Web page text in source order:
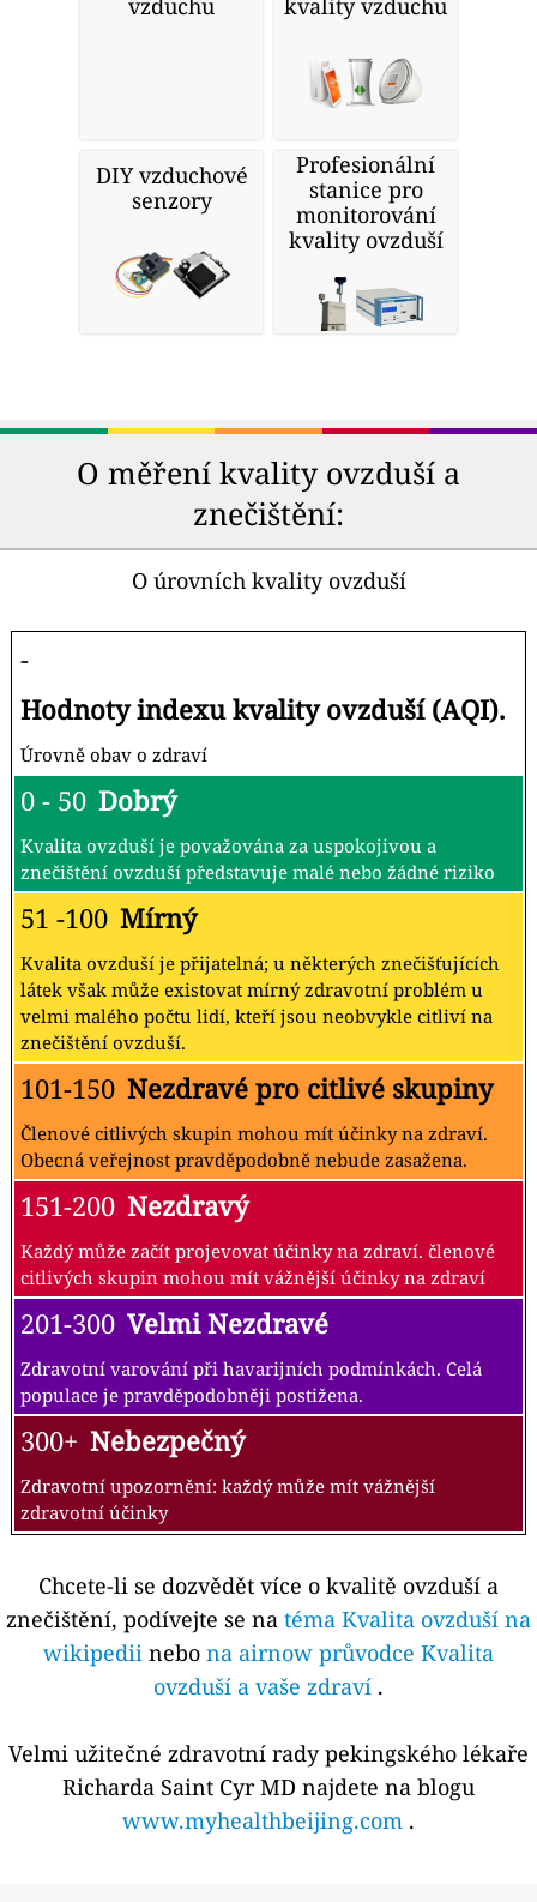
vzduchu kvality vzduchu
DIY vzduchové
senzory
Profesionální
stanice pro
monitorování
kvality ovzduší
O měření kvality ovzduší a
znečištění:
O úrovních kvality ovzduší
-
Hodnoty indexu kvality ovzduší (AQI).
Úrovně obav o zdraví
0 - 50 Dobrý
Kvalita ovzduší je považována za uspokojivou a
znečištění ovzduší představuje malé nebo žádné riziko
51 -100 Mírný
Kvalita ovzduší je přijatelná; u některých znečišťujících
látek však může existovat mírný zdravotní problém u
velmi malého počtu lidí, kteří jsou neobvykle citliví na
znečištění ovzduší.
101-150 Nezdravé pro citlivé skupiny
Členové citlivých skupin mohou mít účinky na zdraví.
Obecná veřejnost pravděpodobně nebude zasažena.
151-200 Nezdravý
Každý může začít projevovat účinky na zdraví. členové
citlivých skupin mohou mít vážnější účinky na zdraví
201-300 Velmi Nezdravé
Zdravotní varování při havarijních podmínkách. Celá
populace je pravděpodobněji postižena.
300+ Nebezpečný
Zdravotní upozornění: každý může mít vážnější
zdravotní účinky
Chcete-li se dozvědět více o kvalitě ovzduší a
znečištění, podívejte se na téma Kvalita ovzduší na
wikipedii nebo na airnow průvodce Kvalita
ovzduší a vaše zdraví .
Velmi užitečné zdravotní rady pekingského lékaře
Richarda Saint Cyr MD najdete na blogu
www.myhealthbeijing.com .